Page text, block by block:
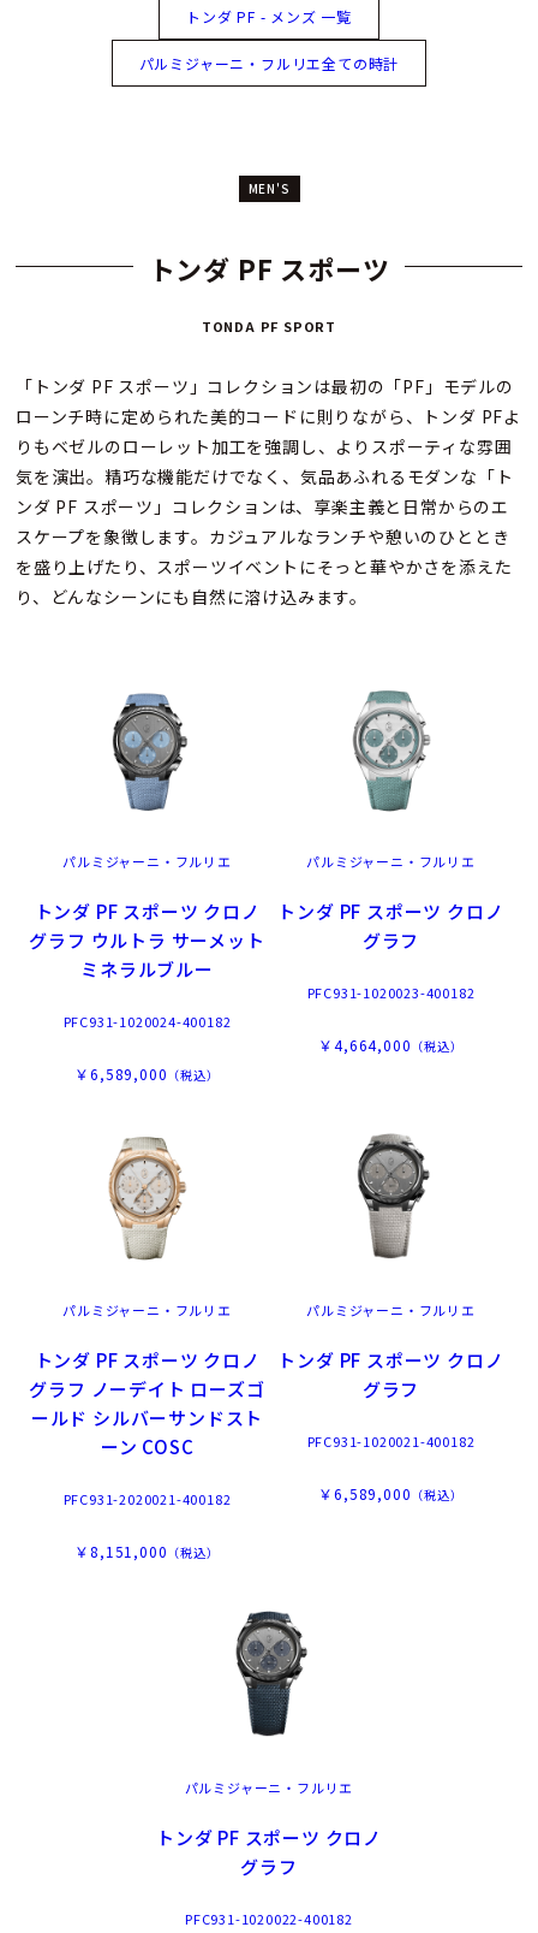
トンダ PF - メンズ 一覧
パルミジャーニ・フルリエ全ての時計
MEN'S
トンダ PF スポーツ
TONDA PF SPORT
「トンダ PF スポーツ」コレクションは最初の「PF」モデルの
ローンチ時に定められた美的コードに則りながら、トンダ PFよ
りもベゼルのローレット加工を強調し、よりスポーティな雰囲
気を演出。精巧な機能だけでなく、気品あふれるモダンな「ト
ンダ PF スポーツ」コレクションは、享楽主義と日常からのエ
スケープを象徴します。カジュアルなランチや憩いのひととき
を盛り上げたり、スポーツイベントにそっと華やかさを添えた
り、どんなシーンにも自然に溶け込みます。
パルミジャーニ・フルリエ
トンダ PF スポーツ クロノ
グラフ ウルトラ サーメット
ミネラルブルー
PFC931-1020024-400182
￥6,589,000 （税込）
パルミジャーニ・フルリエ
トンダ PF スポーツ クロノ
グラフ
PFC931-1020023-400182
￥4,664,000 （税込）
パルミジャーニ・フルリエ
トンダ PF スポーツ クロノ
グラフ ノーデイト ローズゴ
ールド シルバーサンドスト
ーン COSC
PFC931-2020021-400182
￥8,151,000 （税込）
パルミジャーニ・フルリエ
トンダ PF スポーツ クロノ
グラフ
PFC931-1020021-400182
￥6,589,000 （税込）
パルミジャーニ・フルリエ
トンダ PF スポーツ クロノ
グラフ
PFC931-1020022-400182